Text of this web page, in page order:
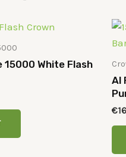
15000 White Flash
Al
€